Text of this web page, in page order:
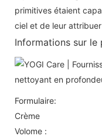
primitives étaient
ciel et de leur
Informations sur le
Formulaire:
Crème
Volome :